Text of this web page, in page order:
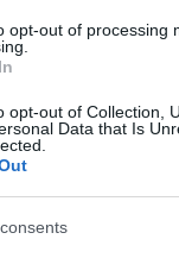
opt-out of processing
opt-out of Collection,
Data that Is
elettrica e
i passeggeri, ma
La scelta di
emissioni,